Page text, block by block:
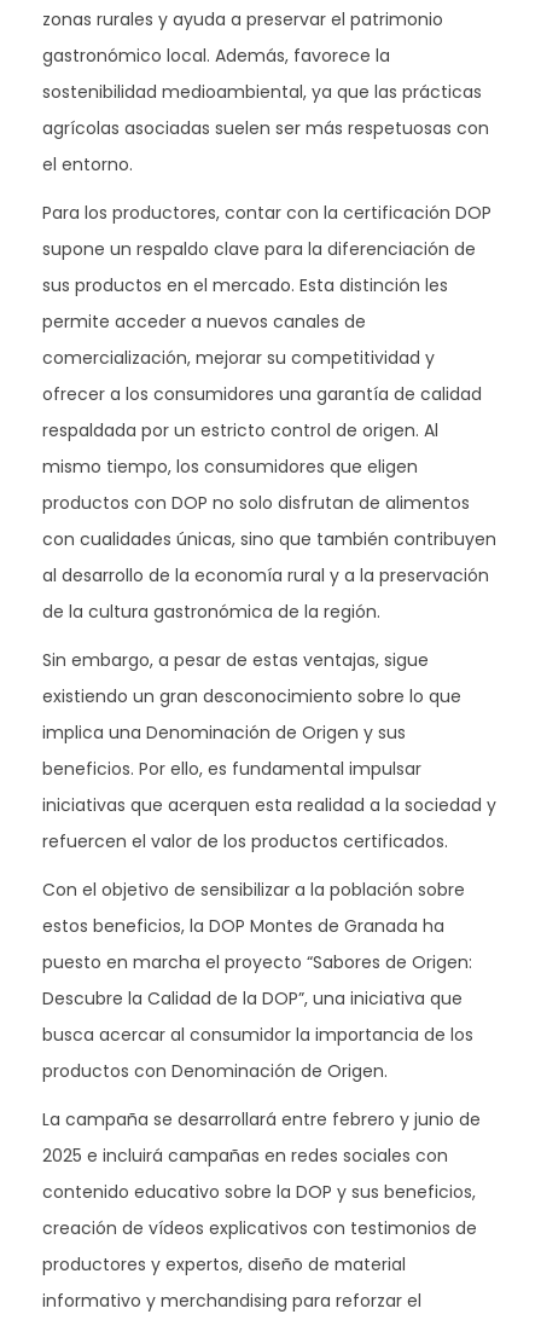
zonas rurales y ayuda a preservar el patrimonio
gastronómico local. Además, favorece la
sostenibilidad medioambiental, ya que las prácticas
agrícolas asociadas suelen ser más respetuosas con
el entorno.
Para los productores, contar con la certificación DOP
supone un respaldo clave para la diferenciación de
sus productos en el mercado. Esta distinción les
permite acceder a nuevos canales de
comercialización, mejorar su competitividad y
ofrecer a los consumidores una garantía de calidad
respaldada por un estricto control de origen. Al
mismo tiempo, los consumidores que eligen
productos con DOP no solo disfrutan de alimentos
con cualidades únicas, sino que también contribuyen
al desarrollo de la economía rural y a la preservación
de la cultura gastronómica de la región.
Sin embargo, a pesar de estas ventajas, sigue
existiendo un gran desconocimiento sobre lo que
implica una Denominación de Origen y sus
beneficios. Por ello, es fundamental impulsar
iniciativas que acerquen esta realidad a la sociedad y
refuercen el valor de los productos certificados.
Con el objetivo de sensibilizar a la población sobre
estos beneficios, la DOP Montes de Granada ha
puesto en marcha el proyecto “Sabores de Origen:
Descubre la Calidad de la DOP”, una iniciativa que
busca acercar al consumidor la importancia de los
productos con Denominación de Origen.
La campaña se desarrollará entre febrero y junio de
2025 e incluirá campañas en redes sociales con
contenido educativo sobre la DOP y sus beneficios,
creación de vídeos explicativos con testimonios de
productores y expertos, diseño de material
informativo y merchandising para reforzar el